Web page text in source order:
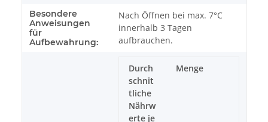
Besondere
Anweisungen
für
Aufbewahrung:
Nach Öffnen bei max. 7°C
innerhalb 3 Tagen
aufbrauchen.
Durch
schnit
tliche
Nährw
erte je
Menge